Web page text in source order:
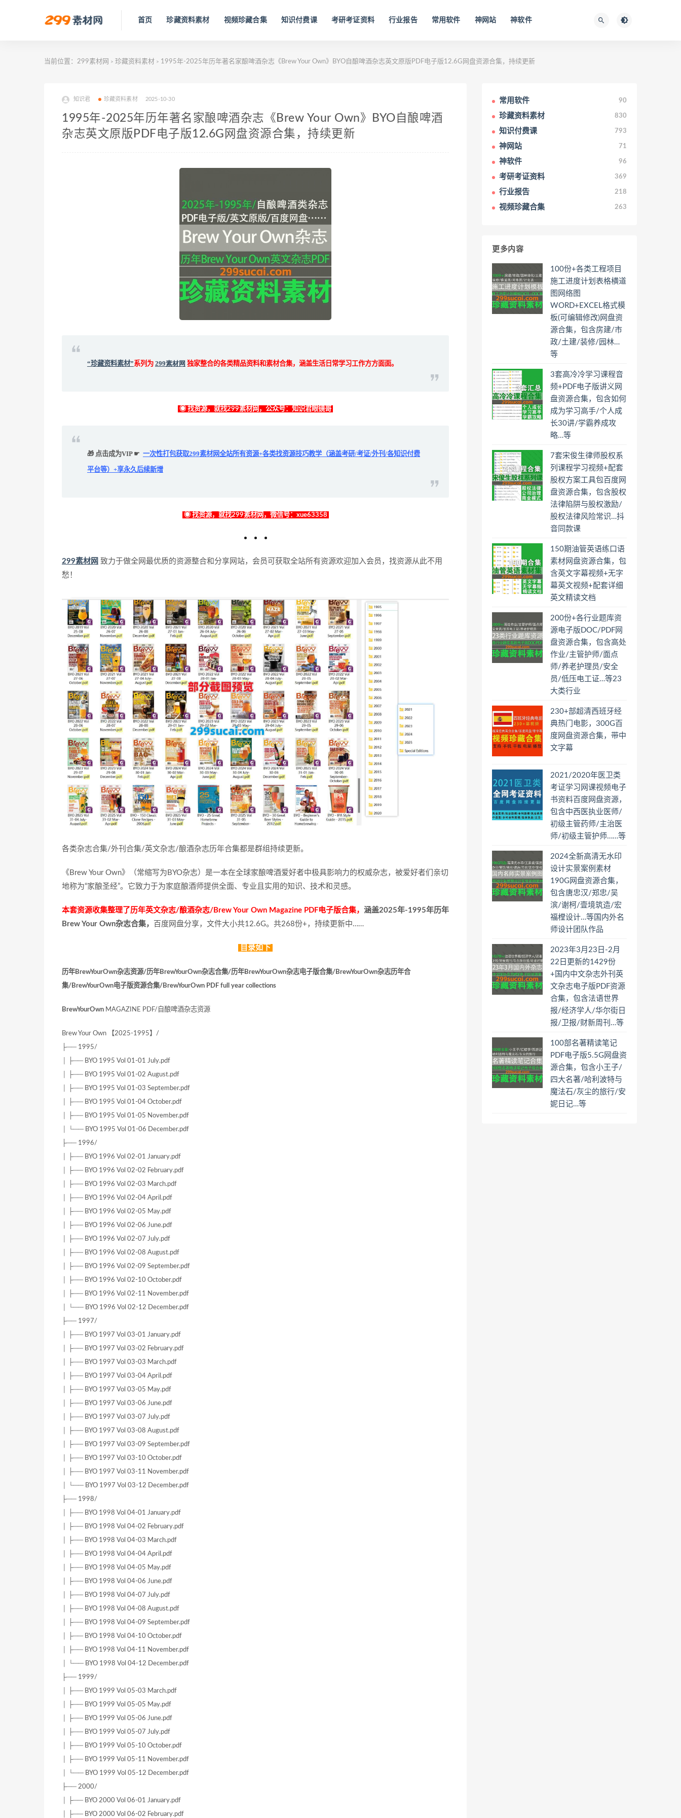
首页 珍藏资料素材 视频珍藏合集 知识付费课 考研考证资料 行业报告 常用软件 神网站 神软件
当前位置： 299素材网 > 珍藏资料素材 > 1995年-2025年历年著名家酿啤酒杂志《Brew Your Own》BYO自酿啤酒杂志英文原版PDF电子版12.6G网盘资源合集，持续更新
知识君 珍藏资料素材 2025-10-30
1995年-2025年历年著名家酿啤酒杂志《Brew Your Own》BYO自酿啤酒
杂志英文原版PDF电子版12.6G网盘资源合集，持续更新
“珍藏资料素材”系列为 299素材网 独家整合的各类精品资料和素材合集，涵盖生活日常学习工作方方面面。
◉ 找资源，就找299素材网，公众号：知识君眼镜哥
🎁 点击成为VIP ☛ 一次性打包获取299素材网全站所有资源+各类找资源技巧教学（涵盖考研/考证/外刊/各知识付费
平台等）+享永久后续新增
◉ 找资源，就找299素材网，微信号：xue63358
299素材网 致力于做全网最优质的资源整合和分享网站，会员可获取全站所有资源欢迎加入会员，找资源从此不用
愁！
各类杂志合集/外刊合集/英文杂志/酿酒杂志历年合集都是群组持续更新。
《Brew Your Own》（常缩写为BYO杂志）是一本在全球家酿啤酒爱好者中极具影响力的权威杂志，被爱好者们亲切
地称为“家酿圣经”。它致力于为家庭酿酒师提供全面、专业且实用的知识、技术和灵感。
本套资源收集整理了历年英文杂志/酿酒杂志/Brew Your Own Magazine PDF电子版合集， 涵盖2025年-1995年历年
Brew Your Own杂志合集，
百度网盘分享，文件大小共12.6G。共268份+，持续更新中……
目录如下
历年BrewYourOwn杂志资源/历年BrewYourOwn杂志合集/历年BrewYourOwn杂志电子版合集/BrewYourOwn杂志历年合
集/BrewYourOwn电子版资源合集/BrewYourOwn PDF full year collections
BrewYourOwn MAGAZINE PDF/自酿啤酒杂志资源
Brew Your Own 【2025-1995】/
├── 1995/
│ ├── BYO 1995 Vol 01-01 July.pdf
│ ├── BYO 1995 Vol 01-02 August.pdf
│ ├── BYO 1995 Vol 01-03 September.pdf
│ ├── BYO 1995 Vol 01-04 October.pdf
│ ├── BYO 1995 Vol 01-05 November.pdf
│ └── BYO 1995 Vol 01-06 December.pdf
├── 1996/
│ ├── BYO 1996 Vol 02-01 January.pdf
│ ├── BYO 1996 Vol 02-02 February.pdf
│ ├── BYO 1996 Vol 02-03 March.pdf
│ ├── BYO 1996 Vol 02-04 April.pdf
│ ├── BYO 1996 Vol 02-05 May.pdf
│ ├── BYO 1996 Vol 02-06 June.pdf
│ ├── BYO 1996 Vol 02-07 July.pdf
│ ├── BYO 1996 Vol 02-08 August.pdf
│ ├── BYO 1996 Vol 02-09 September.pdf
│ ├── BYO 1996 Vol 02-10 October.pdf
│ ├── BYO 1996 Vol 02-11 November.pdf
│ └── BYO 1996 Vol 02-12 December.pdf
├── 1997/
│ ├── BYO 1997 Vol 03-01 January.pdf
│ ├── BYO 1997 Vol 03-02 February.pdf
│ ├── BYO 1997 Vol 03-03 March.pdf
│ ├── BYO 1997 Vol 03-04 April.pdf
│ ├── BYO 1997 Vol 03-05 May.pdf
│ ├── BYO 1997 Vol 03-06 June.pdf
│ ├── BYO 1997 Vol 03-07 July.pdf
│ ├── BYO 1997 Vol 03-08 August.pdf
│ ├── BYO 1997 Vol 03-09 September.pdf
│ ├── BYO 1997 Vol 03-10 October.pdf
│ ├── BYO 1997 Vol 03-11 November.pdf
│ └── BYO 1997 Vol 03-12 December.pdf
├── 1998/
│ ├── BYO 1998 Vol 04-01 January.pdf
│ ├── BYO 1998 Vol 04-02 February.pdf
│ ├── BYO 1998 Vol 04-03 March.pdf
│ ├── BYO 1998 Vol 04-04 April.pdf
│ ├── BYO 1998 Vol 04-05 May.pdf
│ ├── BYO 1998 Vol 04-06 June.pdf
│ ├── BYO 1998 Vol 04-07 July.pdf
│ ├── BYO 1998 Vol 04-08 August.pdf
│ ├── BYO 1998 Vol 04-09 September.pdf
│ ├── BYO 1998 Vol 04-10 October.pdf
│ ├── BYO 1998 Vol 04-11 November.pdf
│ └── BYO 1998 Vol 04-12 December.pdf
├── 1999/
│ ├── BYO 1999 Vol 05-03 March.pdf
│ ├── BYO 1999 Vol 05-05 May.pdf
│ ├── BYO 1999 Vol 05-06 June.pdf
│ ├── BYO 1999 Vol 05-07 July.pdf
│ ├── BYO 1999 Vol 05-10 October.pdf
│ ├── BYO 1999 Vol 05-11 November.pdf
│ └── BYO 1999 Vol 05-12 December.pdf
├── 2000/
│ ├── BYO 2000 Vol 06-01 January.pdf
│ ├── BYO 2000 Vol 06-02 February.pdf
常用软件 90
珍藏资料素材 830
知识付费课 793
神网站 71
神软件 96
考研考证资料 369
行业报告 218
视频珍藏合集 263
更多内容
100份+各类工程项目
施工进度计划表格横道
图网络图
WORD+EXCEL格式模
板(可编辑修改)网盘资
源合集，包含房建/市
政/土建/装修/园林…
等
3套高冷冷学习课程音
频+PDF电子版讲义网
盘资源合集，包含如何
成为学习高手/个人成
长30讲/学霸养成攻
略…等
7套宋俊生律师股权系
列课程学习视频+配套
股权方案工具包百度网
盘资源合集，包含股权
法律陷阱与股权激励/
股权法律风险常识…抖
音同款课
150期油管英语练口语
素材网盘资源合集，包
含英文字幕视频+无字
幕英文视频+配套详细
英文精读文档
200份+各行业题库资
源电子版DOC/PDF网
盘资源合集，包含高处
作业/主管护师/面点
师/养老护理员/安全
员/低压电工证…等23
大类行业
230+部超清西班牙经
典热门电影，300G百
度网盘资源合集，带中
文字幕
2021/2020年医卫类
考证学习网课视频电子
书资料百度网盘资源，
包含中西医执业医师/
初级主管药师/主治医
师/初级主管护师……等
2024全新高清无水印
设计实景案例素材
190G网盘资源合集，
包含唐忠汉/郑忠/吴
滨/谢柯/壹境筑造/宏
福樘设计…等国内外名
师设计团队作品
2023年3月23日-2月
22日更新的1429份
+国内中文杂志外刊英
文杂志电子版PDF资源
合集，包含法语世界
报/经济学人/华尔街日
报/卫报/财新周刊…等
100部名著精读笔记
PDF电子版5.5G网盘资
源合集，包含小王子/
四大名著/哈利波特与
魔法石/灰尘的旅行/安
妮日记…等